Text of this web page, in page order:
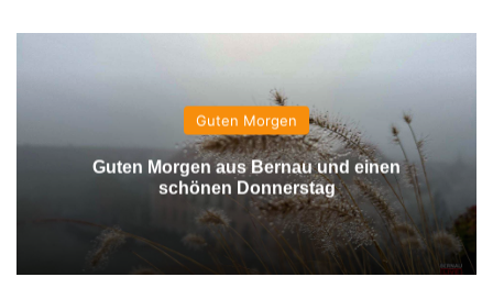
Guten Morgen
Guten Morgen aus Bernau und einen
schönen Donnerstag